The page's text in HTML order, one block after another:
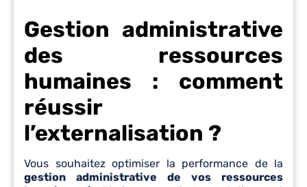
Gestion administrative
des ressources
humaines : comment
réussir
l’externalisation ?
Vous souhaitez optimiser la performance de la
gestion administrative de vos ressources